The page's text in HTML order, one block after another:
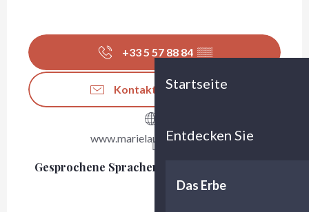
Startseite
Entdecken Sie
Das Erbe
+33 5 57 88 84 ▒▒
Kontaktieren Sie uns
www.marielaurelurton.com
Gesprochene Sprachen
Gesprochene Sprachen